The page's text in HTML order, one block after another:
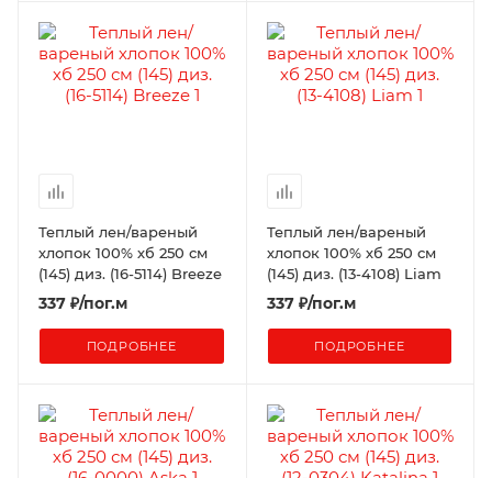
Теплый лен/вареный
хлопок 100% хб 250 см
(145) диз. (16-5114) Breeze
337 ₽/пог.м
ПОДРОБНЕЕ
Теплый лен/вареный
хлопок 100% хб 250 см
(145) диз. (13-4108) Liam
337₽/пог.м
ПОДРОБНЕЕ